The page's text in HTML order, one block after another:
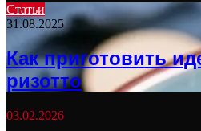
Статьи
31.08.2025
Как приготовить
ризотто
03.02.2026